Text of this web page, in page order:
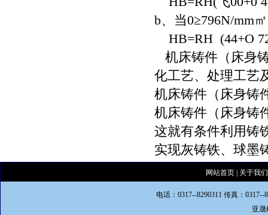
b、当0≥796N/mm
HB=RH (44+O
机床铸件（床身
化工艺、处理工艺
机床铸件（床身铸
机床铸件（床身铸
这就有条件利用铸
实现灰铸铁、球墨
网站首页| 关于我们
电话：0317--8290311 传真：0317--
亚